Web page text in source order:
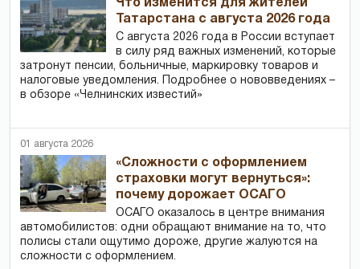
Что изменится для жителей
Татарстана с августа 2026 года
С августа 2026 года в России вступает
в силу ряд важных изменений, которые
затронут пенсии, больничные, маркировку товаров и
налоговые уведомления. Подробнее о нововведениях –
в обзоре «Челнинских известий»
01 августа 2026
«Сложности с оформлением
страховки могут вернуться»:
почему дорожает ОСАГО
ОСАГО оказалось в центре внимания
автомобилистов: одни обращают внимание на то, что
полисы стали ощутимо дороже, другие жалуются на
сложности с оформлением.